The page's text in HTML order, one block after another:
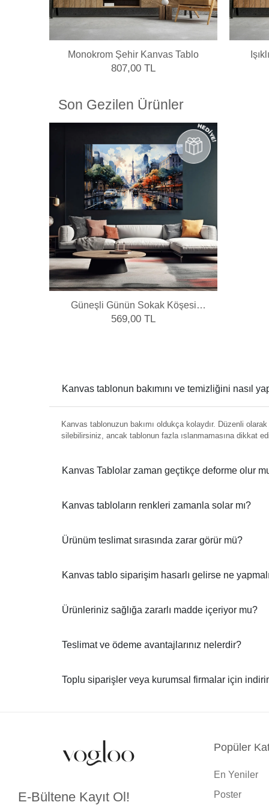
Monokrom Şehir Kanvas Tablo
807,00 TL
Son Gezilen Ürünler
Güneşli Günün Sokak Köşesi
Kanvas Tablo
569,00 TL
Kanvas tablonun bakımını ve temizliğini nasıl
Kanvas tablonuzun bakımı oldukça kolaydır. Düzenli
silebilirsiniz, ancak tablonun fazla ıslanmamasına dikkat
Kanvas Tablolar zaman geçtikçe deforme olur
Kanvas tabloların renkleri zamanla solar mı?
Ürünüm teslimat sırasında zarar görür mü?
Kanvas tablo siparişim hasarlı gelirse ne
Ürünleriniz sağlığa zararlı madde içeriyor mu?
Teslimat ve ödeme avantajlarınız nelerdir?
Toplu siparişler veya kurumsal firmalar için
E-Bültene Kayıt Ol!
Popüler
En Yeniler
Poster